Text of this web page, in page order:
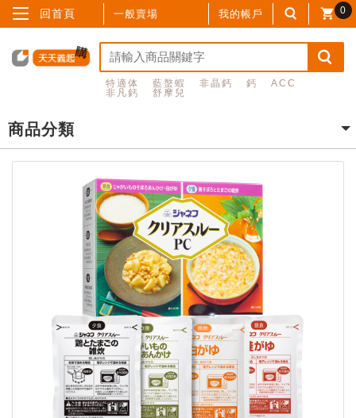
回首頁 一般賣場 我的帳戶 0
特適体 藍螯蝦 非晶鈣 鈣
ACC
非凡鈣
舒摩兒
商品分類